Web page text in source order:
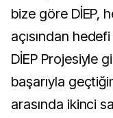
bize göre DİEP,
açısından
DİEP Projesiyle
başarıyla
arasında ikinci